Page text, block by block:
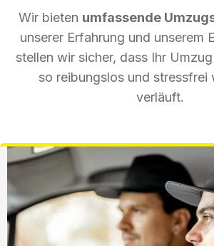
Wir bieten umfassende
unserer Erfahrung und unserem
stellen wir sicher, dass Ihr
so reibungslos und stressfrei
verläuft.